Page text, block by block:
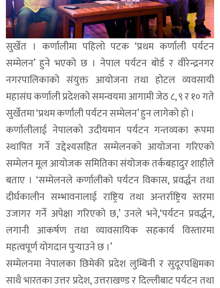
सुर्खेत । कर्णालीमा पहिलो पटक ‘प्रथम कर्णाली पर्यटन
सम्मेलन’ हुने भएको छ । नेपाल पर्यटन बोर्ड र वीरेन्द्रनगर
नगरपालिकाको संयुक्त आयोजना तथा होटल व्यवसायी
महासंघ कर्णाली प्रदेशको समन्वयमा आगामी जेठ ८, ९ र १० गते
सुर्खेतमा ‘प्रथम कर्णाली पर्यटन सम्मेलन’ हुन लागेको हो ।
कर्णालीलाई नेपालको उदीयमान पर्यटन गन्तव्यका रूपमा
स्थापित गर्ने उद्देश्यसहित सम्मेलनको आयोजना गरिएको
सम्मेलन मूल आयोजक समितिका संयोजक तर्कबहादुर शाहीले
बताए । ‘सम्मेलनले कर्णालीको पर्यटन विकास, प्रवर्द्धन तथा
दीर्घकालीन सम्भावनालाई राष्ट्रिय तथा अन्तर्राष्ट्रिय स्तरमा
उजागर गर्ने अपेक्षा गरिएको छ,’ उनले भने,‘पर्यटन प्रवर्द्धन,
लगानी आकर्षण तथा व्यावसायिक सहकार्य विस्तारमा
महत्वपूर्ण योगदान पुर्‍याउने छ ।’
सम्मेलनमा नेपालका छिमेकी प्रदेश लुम्बिनी र सुदूरपश्चिमका
साथै भारतका उत्तर प्रदेश, उत्तराखण्ड र दिल्लीबाट पर्यटन तथा